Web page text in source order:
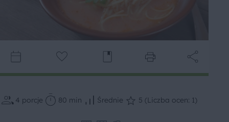
4 porcje 80 min Średnie 5 (Liczba ocen: 1)